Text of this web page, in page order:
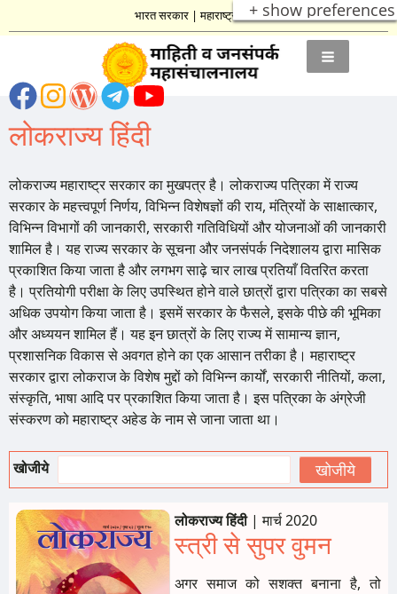
+ show preferences
भारत सरकार|महाराष्ट्र शासन
लोकराज्य हिंदी
लोकराज्य महाराष्ट्र सरकार का मुखपत्र है। लोकराज्य पत्रिका में राज्य
सरकार के महत्त्वपूर्ण निर्णय, विभिन्न विशेषज्ञों की राय, मंत्रियों के साक्षात्कार,
विभिन्न विभागों की जानकारी, सरकारी गतिविधियों और योजनाओं की जानकारी
शामिल है। यह राज्य सरकार के सूचना और जनसंपर्क निदेशालय द्वारा मासिक
प्रकाशित किया जाता है और लगभग साढ़े चार लाख प्रतियाँ वितरित करता
है। प्रतियोगी परीक्षा के लिए उपस्थित होने वाले छात्रों द्वारा पत्रिका का सबसे
अधिक उपयोग किया जाता है। इसमें सरकार के फैसले, इसके पीछे की भूमिका
और अध्ययन शामिल हैं। यह इन छात्रों के लिए राज्य में सामान्य ज्ञान,
प्रशासनिक विकास से अवगत होने का एक आसान तरीका है। महाराष्ट्र
सरकार द्वारा लोकराज के विशेष मुद्दों को विभिन्न कार्यों, सरकारी नीतियों, कला,
संस्कृति, भाषा आदि पर प्रकाशित किया जाता है। इस पत्रिका के अंग्रेजी
संस्करण को महाराष्ट्र अहेड के नाम से जाना जाता था।
खोजीये
लोकराज्य हिंदी|मार्च 2020
स्त्री से सुपर वुमन
अगर समाज को सशक्त बनाना है, तो